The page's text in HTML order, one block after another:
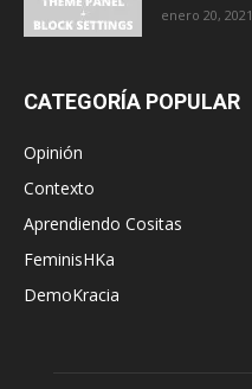
enero 20, 2021
CATEGORÍA POPULAR
Opinión
Contexto
Aprendiendo Cositas
FeminisHKa
DemoKracia